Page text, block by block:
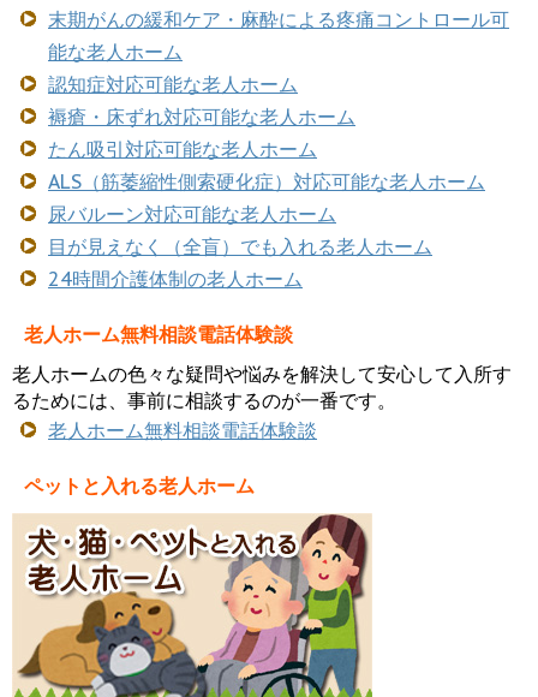
末期がんの緩和ケア・麻酔による疼痛コントロール可
能な老人ホーム
認知症対応可能な老人ホーム
褥瘡・床ずれ対応可能な老人ホーム
たん吸引対応可能な老人ホーム
ALS（筋萎縮性側索硬化症）対応可能な老人ホーム
尿バルーン対応可能な老人ホーム
目が見えなく（全盲）でも入れる老人ホーム
24時間介護体制の老人ホーム
老人ホーム無料相談電話体験談
老人ホームの色々な疑問や悩みを解決して安心して入所す
るためには、事前に相談するのが一番です。
老人ホーム無料相談電話体験談
ペットと入れる老人ホーム